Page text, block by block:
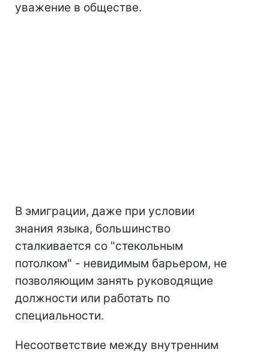
уважение в обществе.
В эмиграции, даже при условии
знания языка, большинство
сталкивается со "стекольным
потолком" - невидимым барьером, не
позволяющим занять руководящие
должности или работать по
специальности.
Несоответствие между внутренним